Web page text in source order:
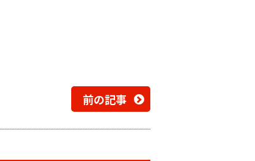
前の記事